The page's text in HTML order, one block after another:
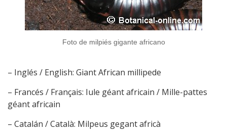
Foto de milpiés gigante africano
– Inglés / English: Giant African millipede
– Francés / Français: Iule géant africain / Mille-pattes
géant africain
– Catalán / Català: Milpeus gegant africà